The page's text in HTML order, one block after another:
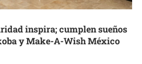
inspira; cumplen sueños
y Make-A-Wish México